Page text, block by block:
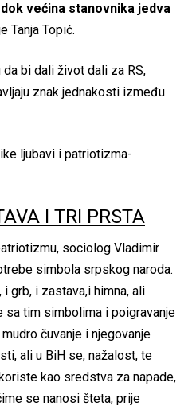
većina stanovnika jedva
Tanja Topić.
bi dali život dali za RS,
znak jednakosti između
ljubavi i patriotizma-
I TRI PRSTA
sociolog Vladimir
simbola srpskog naroda.
grb, i zastava,i himna, ali
sa tim simbolima i poigravanje
čuvanje i njegovanje
ali u BiH se, nažalost, te
kao sredstva za napade,
se nanosi šteta, prije